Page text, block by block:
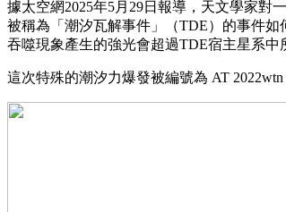
據太空網2025年5月29日報導，天文學家對
被稱為「潮汐瓦解事件」（TDE）的事件
吞噬現象產生的強光會超過TDE宿主星系中
這次特殊的潮汐力爆發被編號為 AT